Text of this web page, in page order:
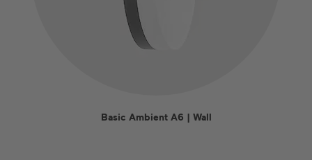
Basic Ambient A6 | Wall